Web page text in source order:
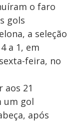
o faro
gols
a seleção
a 1, em
feira, no
aos 21
um gol
após